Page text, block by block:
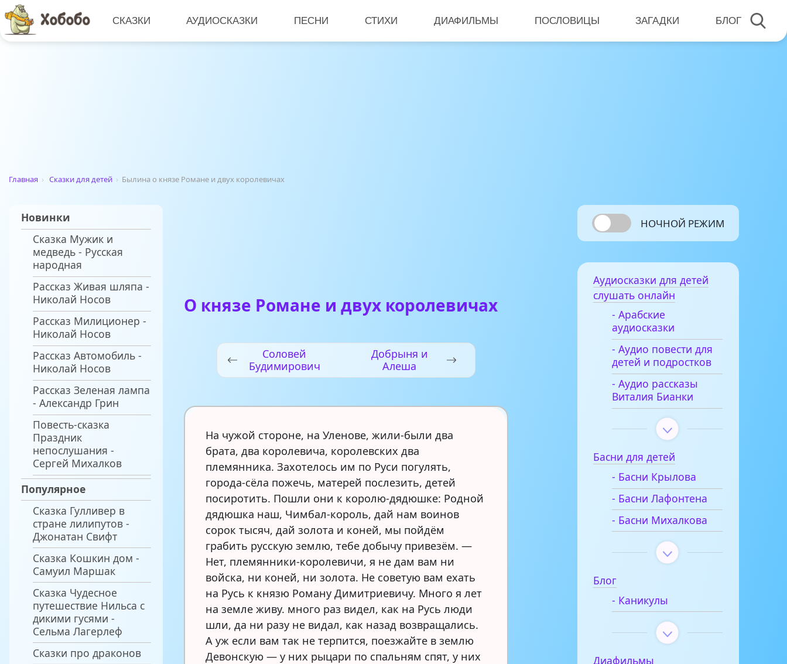
СКАЗКИ АУДИОСКАЗКИ ПЕСНИ СТИХИ ДИАФИЛЬМЫ ПОСЛОВИЦЫ ЗАГАДКИ БЛОГ
Главная › Сказки для детей › Былина о князе Романе и двух королевичах
Новинки
Сказка Мужик и
медведь - Русская
народная
Рассказ Живая шляпа -
Николай Носов
Рассказ Милиционер -
Николай Носов
Рассказ Автомобиль -
Николай Носов
Рассказ Зеленая лампа
- Александр Грин
Повесть-сказка
Праздник
непослушания -
Сергей Михалков
Популярное
Сказка Гулливер в
стране лилипутов -
Джонатан Свифт
Сказка Кошкин дом -
Самуил Маршак
Сказка Чудесное
путешествие Нильса с
дикими гусями -
Сельма Лагерлеф
Сказки про драконов
О князе Романе и двух королевичах
Соловей
Будимирович
Добрыня и
Алеша
На чужой стороне, на Уленове, жили-были два
брата, два королевича, королевских два
племянника. Захотелось им по Руси погулять,
города-сёла пожечь, матерей послезить, детей
посиротить. Пошли они к королю-дядюшке: Родной
дядюшка наш, Чимбал-король, дай нам воинов
сорок тысяч, дай золота и коней, мы пойдём
грабить русскую землю, тебе добычу привезём. —
Нет, племянники-королевичи, я не дам вам ни
войска, ни коней, ни золота. Не советую вам ехать
на Русь к князю Роману Димитриевичу. Много я лет
на земле живу. много раз видел, как на Русь люди
шли, да ни разу не видал, как назад возвращались.
А уж если вам так не терпится, поезжайте в землю
Девонскую — у них рыцари по спальням спят, у них
НОЧНОЙ РЕЖИМ
Аудиосказки для детей
слушать онлайн
- Арабские
аудиосказки
- Аудио повести для
детей и подростков
- Аудио рассказы
Виталия Бианки
Басни для детей
- Басни Крылова
- Басни Лафонтена
- Басни Михалкова
Блог
- Каникулы
Диафильмы